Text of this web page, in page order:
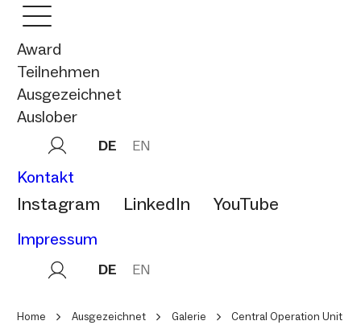
Award
Teilnehmen
Ausgezeichnet
Auslober
DE EN
Kontakt
Instagram LinkedIn YouTube
Impressum
DE EN
Home Ausgezeichnet Galerie Central Operation Unit